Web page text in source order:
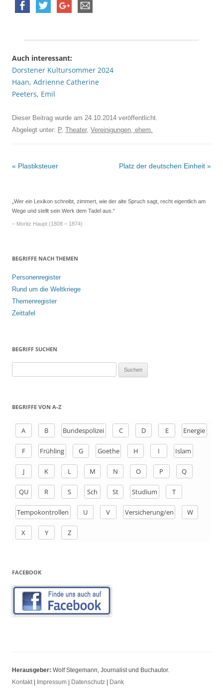
Auch interessant:
Dorstener Kultursommer 2024
Haan, Adrienne Catherine
Peeters, Emil
Dieser Beitrag wurde am 24.10.2014 veröffentlicht.
Abgelegt unter: P, Theater, Vereinigungen, ehem.
Beitrags-
« Plastiksteuer Platz der deutschen Einheit »
„Wer ein Lexikon schreibt, zimmert, wie der alte Spruch sagt, recht eigentlich am
Wege und stellt sein Werk dem Tadel aus.“
– Moritz Haupt (1808 – 1874)
BEGRIFFE NACH THEMEN
Personenregister
Rund um die Weltkriege
Themenregister
Zeittafel
BEGRIFF SUCHEN
h
BEGRIFFE VON A-Z
A B Bundespolizei C D E Energie
F Frühling G Goethe H I Islam
J K L M N O P Q
QU R S Sch St Studium T
Tempokontrollen U V Versicherung/en W
X Y Z
FACEBOOK
Herausgeber: Wolf Stegemann, Journalist und Buchautor.
Kontakt| Impressum Datenschutz Dank